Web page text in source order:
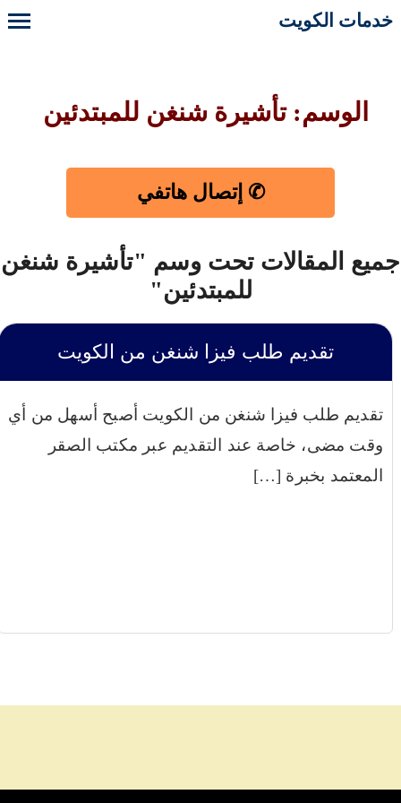
خدمات الكويت
الوسم: تأشيرة شنغن للمبتدئين
✆ إتصال هاتفي
جميع المقالات تحت وسم "تأشيرة شنغن
للمبتدئين"
تقديم طلب فيزا شنغن من الكويت
تقديم طلب فيزا شنغن من الكويت أصبح أسهل من أي
وقت مضى، خاصة عند التقديم عبر مكتب الصقر
المعتمد بخبرة […]